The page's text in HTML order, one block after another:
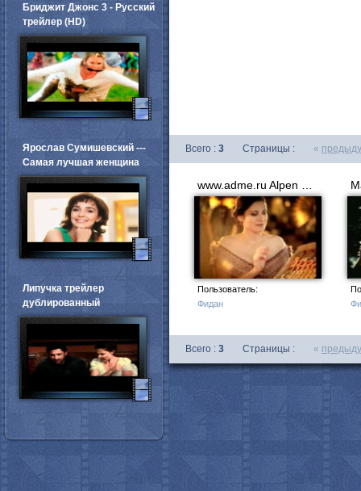
Всего : 3 Страницы : «
Пользователь:
Фидан
Всего : 3 Страницы : «
Бриджит Джонс 3 - Русский
трейлер (HD)
Ярослав Сумишевский ---
Самая лучшая женщина
Липучка трейлер
дублированный